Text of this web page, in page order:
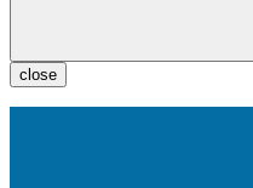
close